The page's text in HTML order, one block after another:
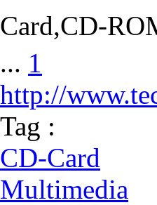
Card,CD-
... 1
http://
Tag :
CD-Card
Multimedia